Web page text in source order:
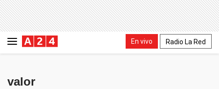
En vivo Radio La Red
valor